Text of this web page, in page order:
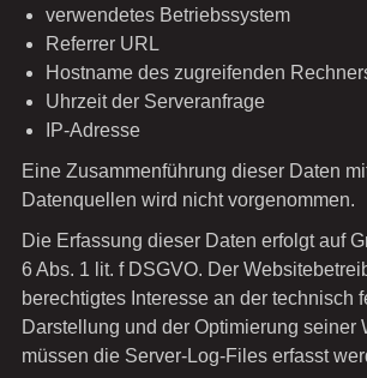
verwendetes Betriebssystem
Referrer URL
Hostname des zugreifenden
Uhrzeit der Serveranfrage
IP-Adresse
Eine Zusammenführung dieser Daten
Datenquellen wird nicht vorgenommen.
Die Erfassung dieser Daten erfolgt auf
6 Abs. 1 lit. f DSGVO. Der
berechtigtes Interesse an der technisch
Darstellung und der Optimierung seiner
müssen die Server-Log-Files erfasst